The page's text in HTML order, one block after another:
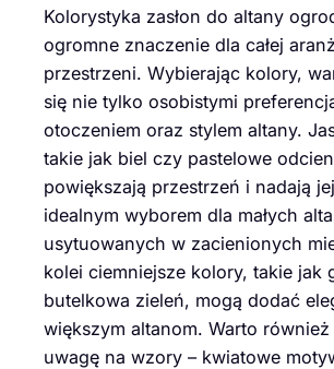
Kolorystyka zasłon do altany
ogromne znaczenie dla całej
przestrzeni. Wybierając kolory,
się nie tylko osobistymi
otoczeniem oraz stylem altany.
takie jak biel czy pastelowe
powiększają przestrzeń i nadają
idealnym wyborem dla małych
usytuowanych w zacienionych
kolei ciemniejsze kolory, takie jak
butelkowa zieleń, mogą dodać
większym altanom. Warto
uwagę na wzory – kwiatowe